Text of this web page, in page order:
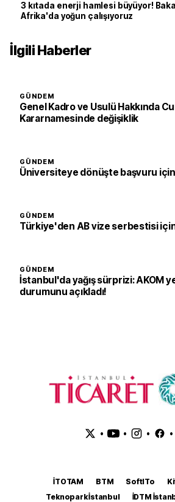
3 kıtada enerji hamlesi büyüyor!
Afrika'da yoğun çalışıyoruz
İlgili Haberler
GÜNDEM
Genel Kadro ve Usulü Hakkında
Kararnamesinde değişiklik
GÜNDEM
Üniversiteye dönüşte başvuru için
GÜNDEM
Türkiye'den AB vize serbestisi
GÜNDEM
İstanbul'da yağış sürprizi: AKOM
durumunu açıkladı!
• • • •
İTOTAM BTM SoftITo
Teknopark İstanbul
İDTM